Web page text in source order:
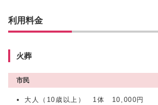
利用料金
火葬
市民
大人（10歳以上） 1体 10,000円